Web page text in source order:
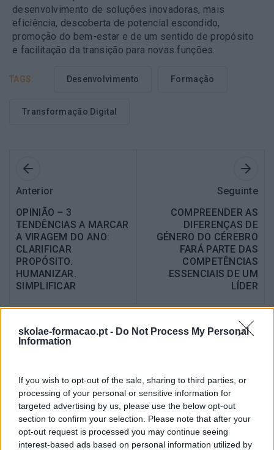
skolae-formacao.pt - Do Not Process My Personal
Information
If you wish to opt-out of the sale, sharing to third parties, or
processing of your personal or sensitive information for
targeted advertising by us, please use the below opt-out
section to confirm your selection. Please note that after your
opt-out request is processed you may continue seeing
interest-based ads based on personal information utilized by
desenvolvimento de soluções inovadoras, mais
eficiência, descoberta de potencial escondido,
promoção do bem-estar e de um sentido de propósito
e facilitação da transição para novas funções.
TAGS: Desenvolvimento Formação
Transformação Digital
Anterior
OPINIÃO – 3
TENDÊNCIAS A MARCAR
A VIRAGEM DO ANO:
CLARIFICAR
PROPÓSITO.
HUMANIZAR.
SIMPLIFICAR
Seguinte
COMPREENDER AS
DIFERENÇAS DE
GÉNERO DO CÉREBRO
FARÁ PARTE DAS
COMPETÊNCIAS
ESSENCIAIS DE UM
LÍDER